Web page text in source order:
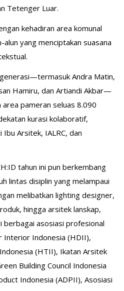
Tetenger Luar.
kehadiran area komunal
yang menciptakan suasana
Andra Matin,
Hamiru, dan Artiandi Akbar—
pameran seluas 8.090
kurasi kolaboratif,
Arsitek, IALRC, dan
tahun ini pun berkembang
lintas disiplin yang melampaui
melibatkan lighting designer,
hingga arsitek lanskap,
berbagai asosiasi profesional
Interior Indonesia (HDII),
(HTII), Ikatan Arsitek
Building Council Indonesia
Indonesia (ADPII), Asosiasi